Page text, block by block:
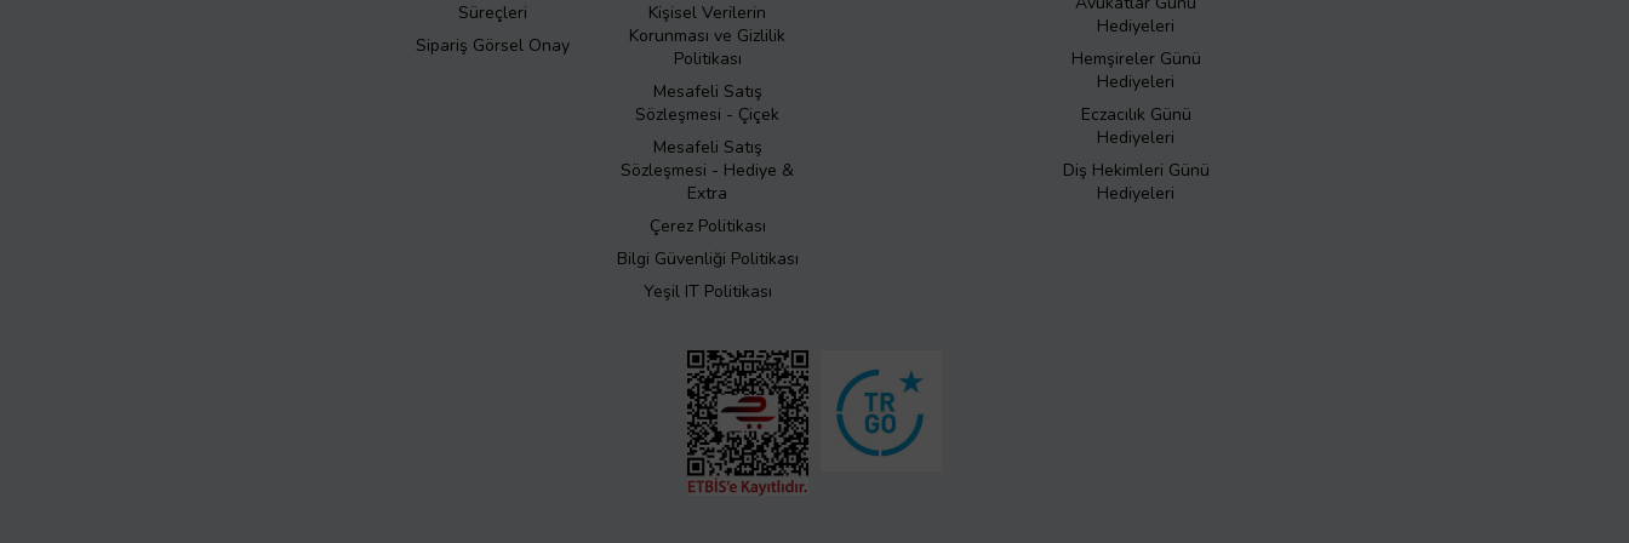
Süreçleri
Sipariş Görsel Onay
Kişisel Verilerin
Korunması ve Gizlilik
Politikası
Mesafeli Satış
Sözleşmesi - Çiçek
Mesafeli Satış
Sözleşmesi - Hediye &
Extra
Çerez Politikası
Bilgi Güvenliği Politikası
Yeşil IT Politikası
Hediyeleri
Hemşireler Günü
Hediyeleri
Eczacılık Günü
Hediyeleri
Diş Hekimleri Günü
Hediyeleri